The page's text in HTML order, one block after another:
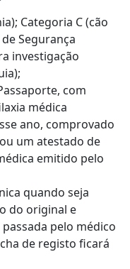
Categoria C (cão
Segurança
investigação
com
médica
ano, comprovado
um atestado de
emitido pelo
quando seja
do original e
pelo médico
de registo ficará